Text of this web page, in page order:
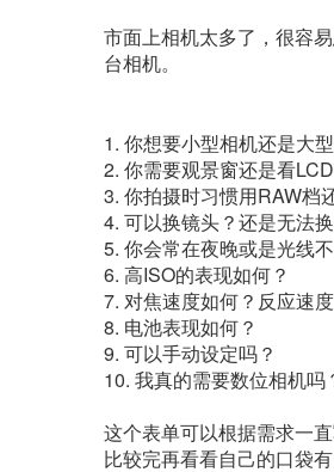
市面上相机太多了，很容
台相机。
1. 你想要小型相机还是大
2. 你需要观景窗还是看
3. 你拍摄时习惯用RAW档
4. 可以换镜头？还是无法
5. 你会常在夜晚或是光线
6. 高ISO的表现如何？
7. 对焦速度如何？反应速
8. 电池表现如何？
9. 可以手动设定吗？
10. 我真的需要数位相机吗
这个表单可以根据需求一
比较完再看看自己的口袋